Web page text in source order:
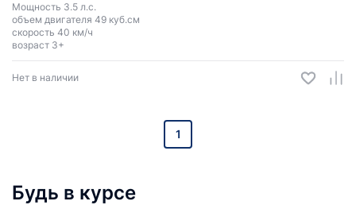
Мощность 3.5 л.с.
объем двигателя 49 куб.см
скорость 40 км/ч
возраст 3+
Нет в наличии
1
Будь в курсе